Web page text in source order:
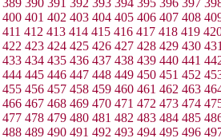
389 390 391 392 393 394 395 396 397
400 401 402 403 404 405 406 407 408
411 412 413 414 415 416 417 418 419
422 423 424 425 426 427 428 429 430
433 434 435 436 437 438 439 440 441
444 445 446 447 448 449 450 451 452
455 456 457 458 459 460 461 462 463
466 467 468 469 470 471 472 473 474
477 478 479 480 481 482 483 484 485
488 489 490 491 492 493 494 495 496